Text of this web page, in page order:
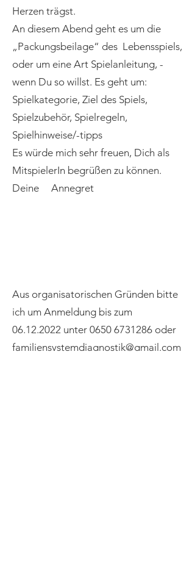
Herzen trägst.
An diesem Abend geht es um die
„Packungsbeilage“ des Lebensspiels,
oder um eine Art Spielanleitung, -
wenn Du so willst. Es geht um:
Spielkategorie, Ziel des Spiels,
Spielzubehör, Spielregeln,
Spielhinweise/-tipps
Es würde mich sehr freuen, Dich als
MitspielerIn begrüßen zu können.
Deine Annegret
Aus organisatorischen Gründen bitte
ich um Anmeldung bis zum
06.12.2022 unter 0650 6731286 oder
familiensystemdiagnostik@gmail.com